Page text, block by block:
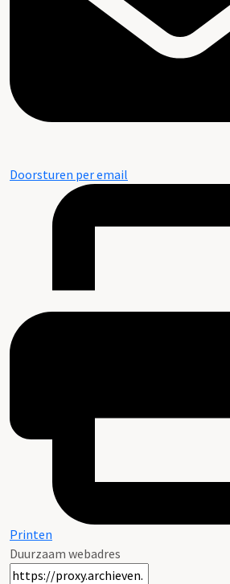
Doorsturen per email
Printen
Duurzaam webadres